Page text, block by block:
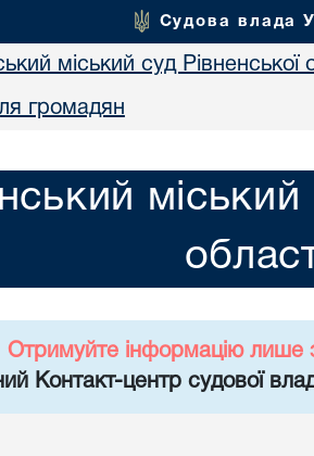
Судова влада
міський суд Рівненської
громадян
міський
Отримуйте інформацію лише
Контакт-центр судової